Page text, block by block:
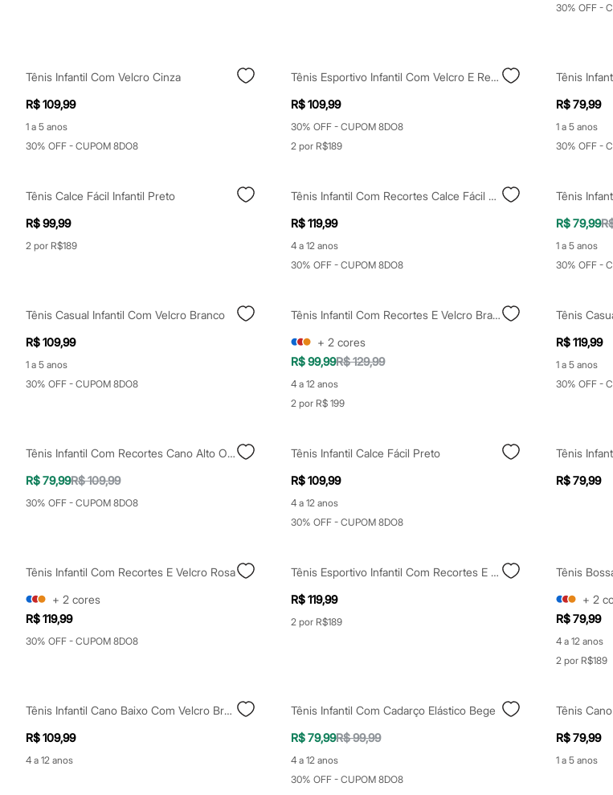
Em alta
Dia dos Pais
Inverno
Novidades
Roupas
Bermudas
Casacos e Jaquetas
Polos
Acessórios
Óculos
Calçados
Botas
Chinelos
Sapatos
Acessórios
Bermudas
Camisetas
Calças
Calçados
Pijamas
Personagens
Plus size
Blusas e Camisetas
Calças
Moda esportiva
Shorts e Bermudas
Todos os produtos
Infantil
Em alta
30% OFF -
Tênis Infantil Com Velcro Cinza
R$ 109,99
1 a 5 anos
30% OFF - CUPOM 8DO8
Tênis Esportivo Infantil Com Velcro E Recortes Branco
R$ 109,99
30% OFF - CUPOM 8DO8
2 por R$189
Tênis
R$ 79,99
1 a 5 anos
30% OFF -
Tênis Calce Fácil Infantil Preto
R$ 99,99
2 por R$189
Tênis Infantil Com Recortes Calce Fácil Marrom
R$ 119,99
4 a 12 anos
30% OFF - CUPOM 8DO8
Tênis
R$ 79,99
1 a 5 anos
30% OFF -
Tênis Casual Infantil Com Velcro Branco
R$ 109,99
1 a 5 anos
30% OFF - CUPOM 8DO8
Tênis Infantil Com Recortes E Velcro Branco
+ 2 cores
R$ 99,99R$ 129,99
4 a 12 anos
2 por R$ 199
R$ 119,99
1 a 5 anos
30% OFF -
Tênis Infantil Com Recortes Cano Alto Ollie Multicor
R$ 79,99R$ 109,99
30% OFF - CUPOM 8DO8
Tênis Infantil Calce Fácil Preto
R$ 109,99
4 a 12 anos
30% OFF - CUPOM 8DO8
R$ 79,99
Tênis Infantil Com Recortes E Velcro Rosa
+ 2 cores
R$ 119,99
30% OFF - CUPOM 8DO8
Tênis Esportivo Infantil Com Recortes E Velcro Homem Aranha Branco
R$ 119,99
2 por R$189
+ 2
R$ 79,99
4 a 12 anos
2 por R$189
Tênis Infantil Cano Baixo Com Velcro Branco
R$ 109,99
4 a 12 anos
Tênis Infantil Com Cadarço Elástico Bege
R$ 79,99R$ 99,99
4 a 12 anos
30% OFF - CUPOM 8DO8
Tênis
R$ 79,99
1 a 5 anos